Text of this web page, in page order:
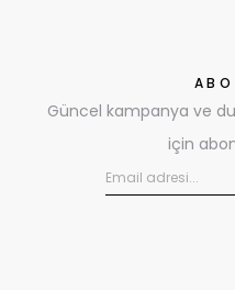
Güncel kampanya ve
için